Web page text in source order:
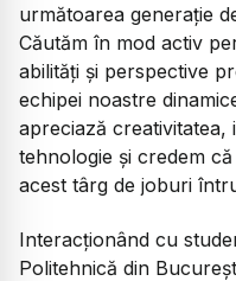
următoarea generație
Căutăm în mod activ
abilități și perspective
echipei noastre
apreciază creativitatea,
tehnologie și credem
acest târg de joburi
Interacționând cu
Politehnică din